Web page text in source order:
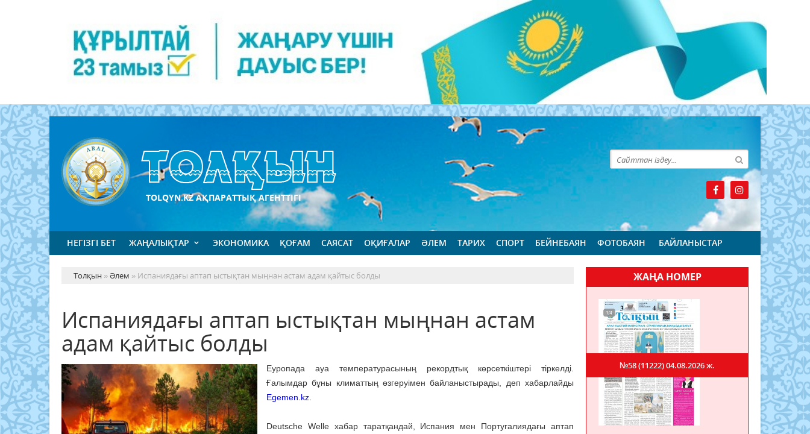
TOLQYN.KZ АҚПАРАТТЫҚ АГЕНТТІГІ
НЕГІЗГІ БЕТ ЖАҢАЛЫҚТАР ЭКОНОМИКА ҚОҒАМ САЯСАТ ОҚИҒАЛАР ӘЛЕМ ТАРИХ СПОРТ БЕЙНЕБАЯН ФОТОБАЯН БАЙЛАНЫСТАР
Толқын »Әлем » Испаниядағы аптап ыстықтан мыңнан астам адам қайтыс болды
Испаниядағы аптап ыстықтан мыңнан астам
адам қайтыс болды
Еуропада ауа температурасының рекордтық көрсеткіштері тіркелді.
Ғалымдар бұны климаттың өзгеруімен байланыстырады, деп хабарлайды
Egemen.kz.
Deutsche Welle хабар таратқандай, Испания мен Португалиядағы аптап
ЖАҢА НОМЕР
№58 (11222)04.08.2026 ж.